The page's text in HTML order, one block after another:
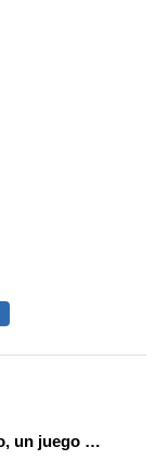
Programa con OctoStudio, un juego de disparos contra Zombies con un cargador basado en el House of the dead